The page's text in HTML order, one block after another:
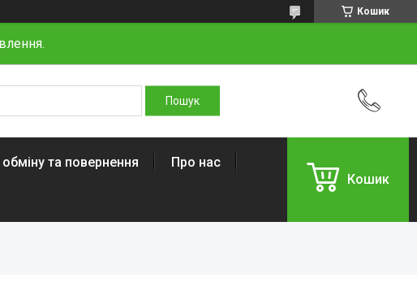
Кошик
обміну та повернення Про нас
Кошик